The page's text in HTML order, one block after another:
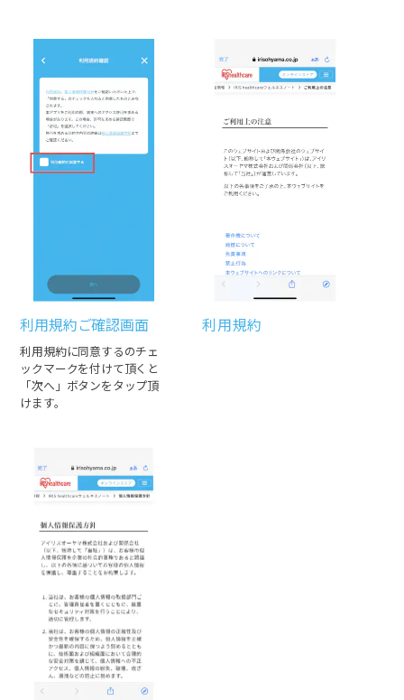
利用規約ご確認画面
利用規約に同意するのチェ
ックマークを付けて頂くと
「次へ」ボタンをタップ頂
けます。
利用規約